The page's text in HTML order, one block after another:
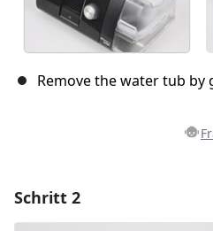
Remove the water tub
Schritt 2